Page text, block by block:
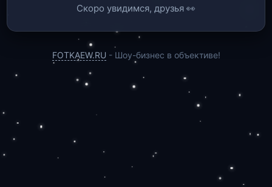
Скоро увидимся, друзья 👀
FOTKAEW.RU - Шоу-бизнес в объективе!